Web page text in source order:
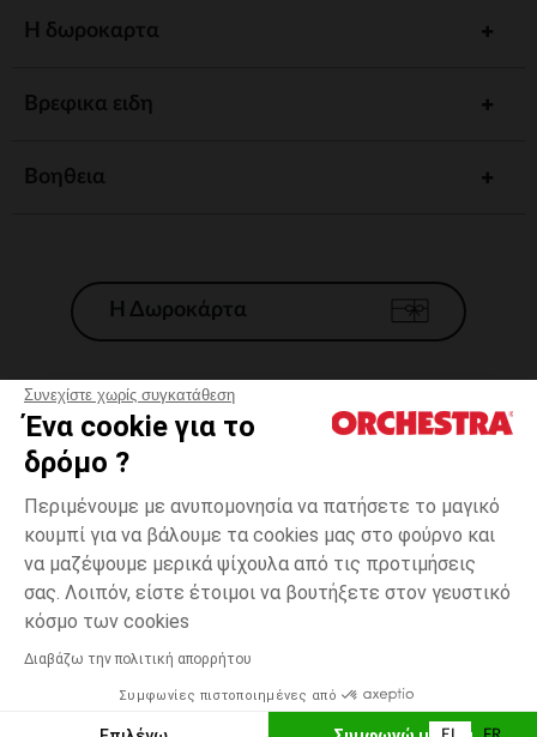
Συνεχίστε χωρίς συγκατάθεση
Ένα cookie για το
δρόμο ?
Περιμένουμε με ανυπομονησία να πατήσετε το μαγικό
κουμπί για να βάλουμε τα cookies μας στο φούρνο και
να μαζέψουμε μερικά ψίχουλα από τις προτιμήσεις
σας. Λοιπόν, είστε έτοιμοι να βουτήξετε στον γευστικό
κόσμο των cookies
Διαβάζω την πολιτική απορρήτου
Συμφωνίες πιστοποιημένες από
Μαύρο 24
Δυνατότητα πληρωμής με
ΠΡΟΣΘΉΚΗ ΣΤΟ ΚΑΛΆΘΙ
Η δωροκαρτα
Βρεφικα ειδη
Βοηθεια
Η Δωροκάρτα
Γενικοί 'Οροι Πώλησης
*Εμπορικες προσφορες
Προσωπικά δεδομένα
Διαχείρηση των cookies
Προσβασιμότητα: μη συμμορφούμενη
H Orchestra συμμετέχει στον κωδικά δεοντολογίας και στο σύστημα
μεσολάβησης της Γαλλικής Ομοσπονδίας Ηλεκτρονικού Εμπορίου.